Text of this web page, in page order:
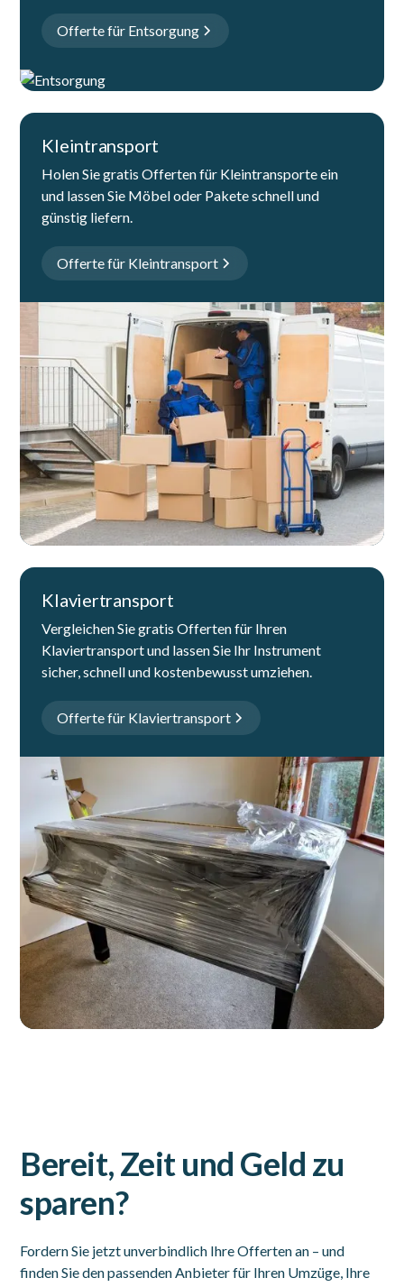
Offerte für Entsorgung
Kleintransport
Holen Sie gratis Offerten für Kleintransporte ein
und lassen Sie Möbel oder Pakete schnell und
günstig liefern.
Offerte für Kleintransport
Klaviertransport
Vergleichen Sie gratis Offerten für Ihren
Klaviertransport und lassen Sie Ihr Instrument
sicher, schnell und kostenbewusst umziehen.
Offerte für Klaviertransport
Bereit, Zeit und Geld zu
sparen?
Fordern Sie jetzt unverbindlich Ihre Offerten an – und
finden Sie den passenden Anbieter für Ihren Umzüge, Ihre